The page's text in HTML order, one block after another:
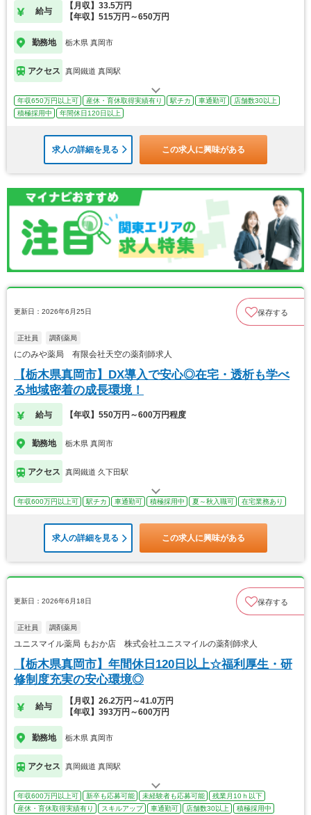
給与
【月収】33.5万円
【年収】515万円～650万円
勤務地 栃木県 真岡市
アクセス 真岡鐵道 真岡駅
年収650万円以上可 産休・育休取得実績有り 駅チカ 車通勤可
店舗数30以上
積極採用中
年間休日120日以上
求人の詳細を見る この求人に興味がある
更新日：2026年6月25日 保存する
正社員 調剤薬局
にのみや薬局 有限会社天空の薬剤師求人
【栃木県真岡市】DX導入で安心◎在宅・透析も学べ
る地域密着の成長環境！
給与 【年収】550万円～600万円程度
勤務地 栃木県 真岡市
アクセス 真岡鐵道 久下田駅
年収600万円以上可 駅チカ 車通勤可 積極採用中 夏～秋入職可 在宅業務あり
求人の詳細を見る この求人に興味がある
更新日：2026年6月18日 保存する
正社員 調剤薬局
ユニスマイル薬局 もおか店 株式会社ユニスマイルの薬剤師求人
【栃木県真岡市】年間休日120日以上☆福利厚生・研
修制度充実の安心環境◎
給与
【月収】26.2万円～41.0万円
【年収】393万円～600万円
勤務地 栃木県 真岡市
アクセス 真岡鐵道 真岡駅
年収600万円以上可 新卒も応募可能 未経験者も応募可能
残業月10ｈ以下
産休・育休取得実績有り
スキルアップ 車通勤可 店舗数30以上 積極採用中